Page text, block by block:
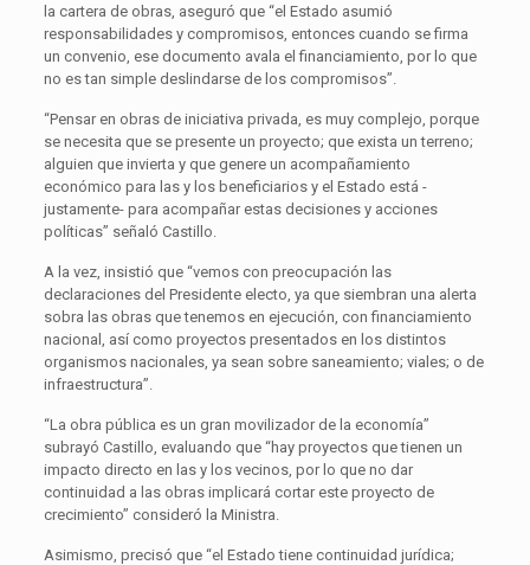
la cartera de obras, aseguró que “el Estado asumió
responsabilidades y compromisos, entonces cuando se firma
un convenio, ese documento avala el financiamiento, por lo que
no es tan simple deslindarse de los compromisos”.
“Pensar en obras de iniciativa privada, es muy complejo, porque
se necesita que se presente un proyecto; que exista un terreno;
alguien que invierta y que genere un acompañamiento
económico para las y los beneficiarios y el Estado está -
justamente- para acompañar estas decisiones y acciones
políticas” señaló Castillo.
A la vez, insistió que “vemos con preocupación las
declaraciones del Presidente electo, ya que siembran una alerta
sobra las obras que tenemos en ejecución, con financiamiento
nacional, así como proyectos presentados en los distintos
organismos nacionales, ya sean sobre saneamiento; viales; o de
infraestructura”.
“La obra pública es un gran movilizador de la economía”
subrayó Castillo, evaluando que “hay proyectos que tienen un
impacto directo en las y los vecinos, por lo que no dar
continuidad a las obras implicará cortar este proyecto de
crecimiento” consideró la Ministra.
Asimismo, precisó que “el Estado tiene continuidad jurídica;